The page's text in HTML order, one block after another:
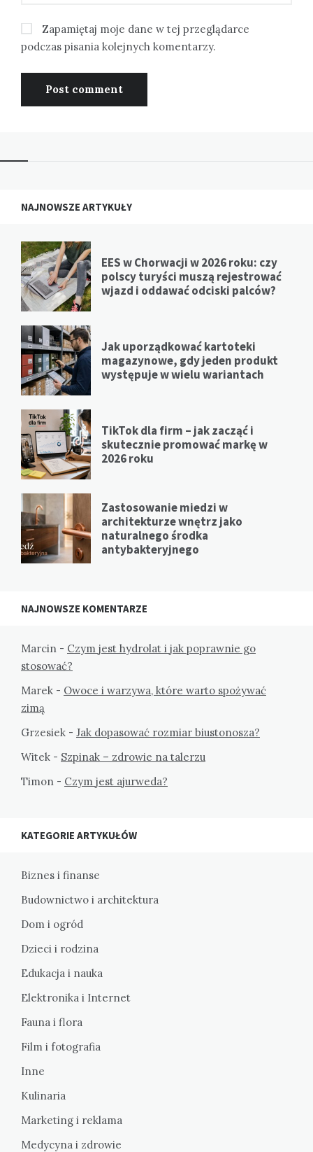
Zapamiętaj moje dane w tej przeglądarce
podczas pisania kolejnych komentarzy.
NAJNOWSZE ARTYKUŁY
EES w Chorwacji w 2026 roku: czy
polscy turyści muszą rejestrować
wjazd i oddawać odciski palców?
Jak uporządkować kartoteki
magazynowe, gdy jeden produkt
występuje w wielu wariantach
TikTok dla firm – jak zacząć i
skutecznie promować markę w
2026 roku
Zastosowanie miedzi w
architekturze wnętrz jako
naturalnego środka
antybakteryjnego
NAJNOWSZE KOMENTARZE
Marcin - Czym jest hydrolat i jak poprawnie go
stosować?
Marek - Owoce i warzywa, które warto spożywać
zimą
Grzesiek - Jak dopasować rozmiar biustonosza?
Witek - Szpinak – zdrowie na talerzu
Timon - Czym jest ajurweda?
KATEGORIE ARTYKUŁÓW
Biznes i finanse
Budownictwo i architektura
Dom i ogród
Dzieci i rodzina
Edukacja i nauka
Elektronika i Internet
Fauna i flora
Film i fotografia
Inne
Kulinaria
Marketing i reklama
Medycyna i zdrowie